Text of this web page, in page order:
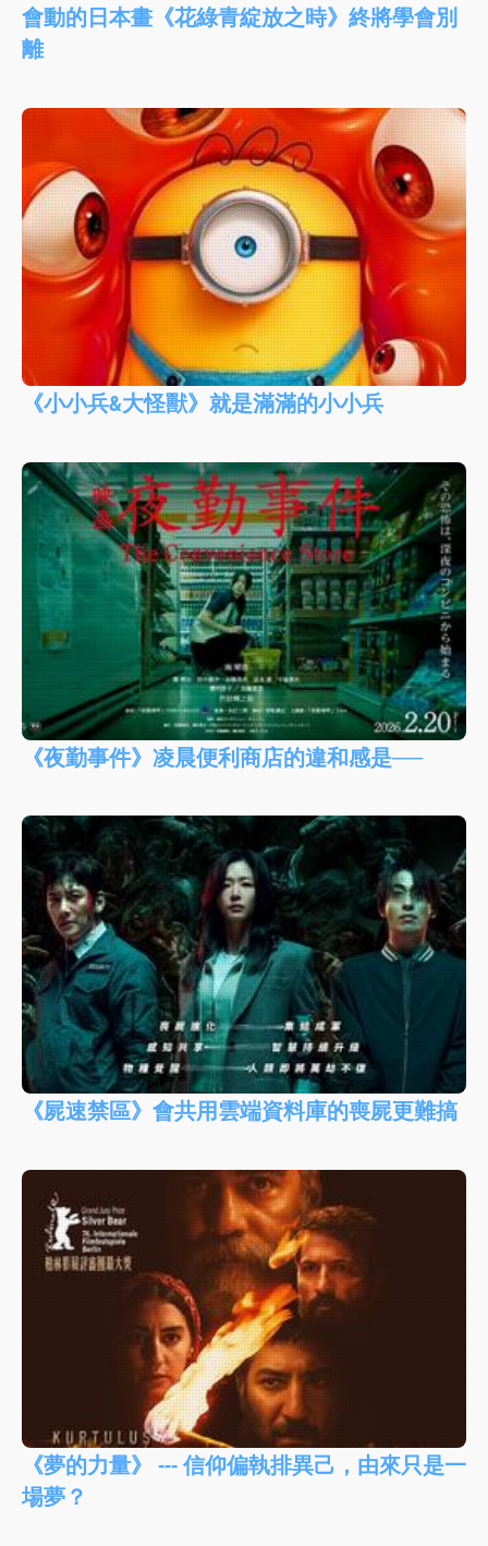
會動的日本畫《花綠青綻放之時》終將學會別
離
《小小兵&大怪獸》就是滿滿的小小兵
《夜勤事件》凌晨便利商店的違和感是──
《屍速禁區》會共用雲端資料庫的喪屍更難搞
《夢的力量》 --- 信仰偏執排異己，由來只是一
場夢？